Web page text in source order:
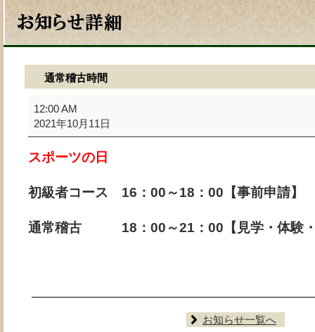
通常稽古時間
通
常
時
12:00 AM
2021年10月11日
スポーツの日
初級者コース 16：00～18：00【事前申請】
通常稽古 18：00～21：00【見学・体験・
お知らせ一覧へ